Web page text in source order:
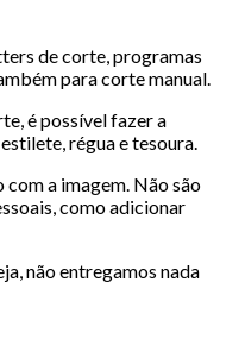
de corte, programas
para corte manual.
é possível fazer a
régua e tesoura.
a imagem. Não são
como adicionar
não entregamos nada